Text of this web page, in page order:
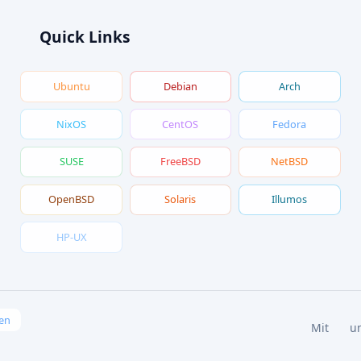
Quick Links
Ubuntu Debian Arch
NixOS CentOS Fedora
SUSE FreeBSD NetBSD
OpenBSD Solaris Illumos
HP-UX
Mit